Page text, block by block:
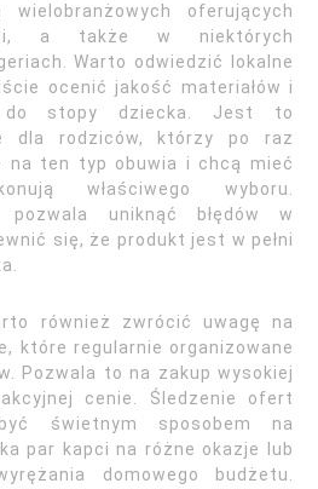
wielobranżowych oferujących
a także w niektórych
Warto odwiedzić lokalne
ocenić jakość materiałów i
do stopy dziecka. Jest to
dla rodziców, którzy po raz
na ten typ obuwia i chcą mieć
właściwego wyboru.
pozwala uniknąć błędów w
się, że produkt jest w pełni
również zwrócić uwagę na
które regularnie organizowane
Pozwala to na zakup wysokiej
cenie. Śledzenie ofert
świetnym sposobem na
par kapci na różne okazje lub
domowego budżetu.